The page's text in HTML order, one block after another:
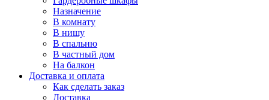
Назначение
В комнату
В нишу
В спальню
В частный дом
На балкон
Доставка и оплата
Как сделать заказ
Доставка